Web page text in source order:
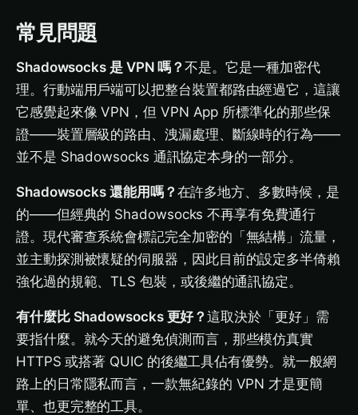
常見問題
Shadowsocks 是 VPN 嗎？不是。它是一種加密代
理。行動端用戶端可以把整台裝置都路由經過它，這讓
它感覺起來像 VPN，但 VPN App 所標準化的那些保
證——裝置層級的路由、洩漏處理、斷線時的行為——
並不是 Shadowsocks 通訊協定本身的一部分。
Shadowsocks 還能用嗎？ 在許多地方、多數時候，是
的——但經典的 Shadowsocks 不再享有免費通行
證。現代審查系統會標記完全加密的「無結構」流量，
並主動探測被懷疑的伺服器，因此目前的設定多半倚賴
強化過的規範、TLS 包裝，或後繼的通訊協定。
有什麼比 Shadowsocks 更好？這取決於「更好」需
要指什麼。就今天的避免偵測而言，那些模仿真實
HTTPS 或搭著 QUIC 的後繼工具佔有優勢。就一般網
路上的日常隱私而言，一款無紀錄的 VPN 才是更簡
單、也更完整的工具。